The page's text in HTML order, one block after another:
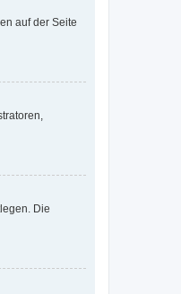
auf der Seite
Die